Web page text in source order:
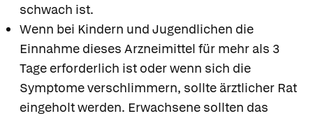
schwach ist.
Wenn bei Kindern und Jugendlichen die
Einnahme dieses Arzneimittel für mehr als 3
Tage erforderlich ist oder wenn sich die
Symptome verschlimmern, sollte ärztlicher Rat
eingeholt werden. Erwachsene sollten das